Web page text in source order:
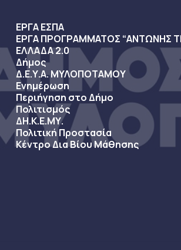
ΕΡΓΑ ΕΣΠΑ
ΕΡΓΑ ΠΡΟΓΡΑΜΜΑΤΟΣ “ΑΝΤΩΝΗΣ
ΕΛΛΑΔΑ 2.0
Δήμος
Δ.Ε.Υ.Α. ΜΥΛΟΠΟΤΑΜΟΥ
Ενημέρωση
Περιήγηση στο Δήμο
Πολιτισμός
ΔΗ.Κ.Ε.ΜΥ.
Πολιτική Προστασία
Κέντρο Δια Βίου Μάθησης